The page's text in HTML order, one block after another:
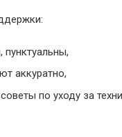
пунктуальны,
аккуратно,
по уходу за